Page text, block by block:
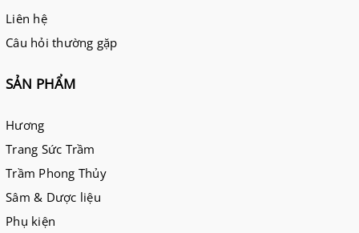
Liên hệ
Câu hỏi thường gặp
SẢN PHẨM
Hương
Trang Sức Trầm
Trầm Phong Thủy
Sâm & Dược liệu
Phụ kiện